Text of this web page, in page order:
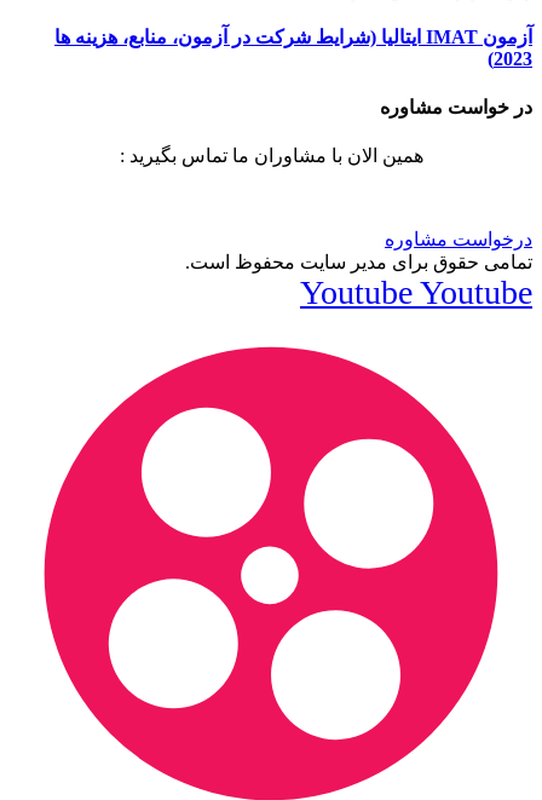
آزمون IMAT ایتالیا (شرایط شرکت در آزمون، منابع، هزینه ها
2023)
در خواست مشاوره
همین الان با مشاوران ما تماس بگیرید :
درخواست مشاوره
تمامی حقوق برای مدیر سایت محفوظ است.
YoutubeYoutube